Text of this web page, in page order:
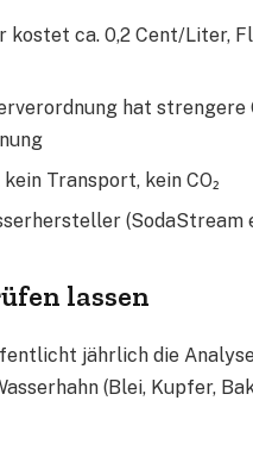
kostet ca. 0,2 Cent/Liter,
hat strengere
Transport, kein CO₂
(SodaStream
lassen
jährlich die
(Blei, Kupfer,